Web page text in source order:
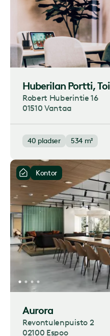
Huberilan Portti,
Robert Huberintie 16
01510 Vantaa
40 pladser 534 m²
Kontor
Aurora
Revontulenpuisto 2​
02100 Espoo